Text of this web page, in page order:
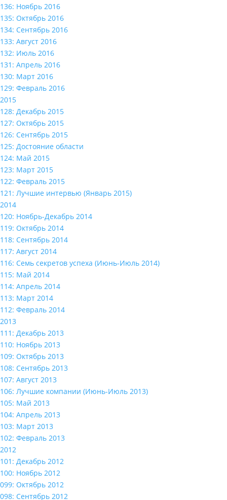
136: Ноябрь 2016
135: Октябрь 2016
134: Сентябрь 2016
133: Август 2016
132: Июль 2016
131: Апрель 2016
130: Март 2016
129: Февраль 2016
2015
128: Декабрь 2015
127: Октябрь 2015
126: Сентябрь 2015
125: Достояние области
124: Май 2015
123: Март 2015
122: Февраль 2015
121: Лучшие интервью (Январь 2015)
2014
120: Ноябрь-Декабрь 2014
119: Октябрь 2014
118: Сентябрь 2014
117: Август 2014
116: Семь секретов успеха (Июнь-Июль 2014)
115: Май 2014
114: Апрель 2014
113: Март 2014
112: Февраль 2014
2013
111: Декабрь 2013
110: Ноябрь 2013
109: Октябрь 2013
108: Сентябрь 2013
107: Август 2013
106: Лучшие компании (Июнь-Июль 2013)
105: Май 2013
104: Апрель 2013
103: Март 2013
102: Февраль 2013
2012
101: Декабрь 2012
100: Ноябрь 2012
099: Октябрь 2012
098: Сентябрь 2012